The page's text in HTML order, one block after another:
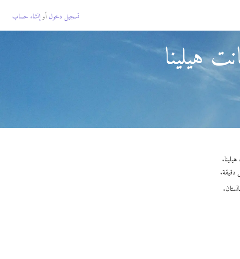
تسجيل دخول أوإنشاء حساب
هيلينا